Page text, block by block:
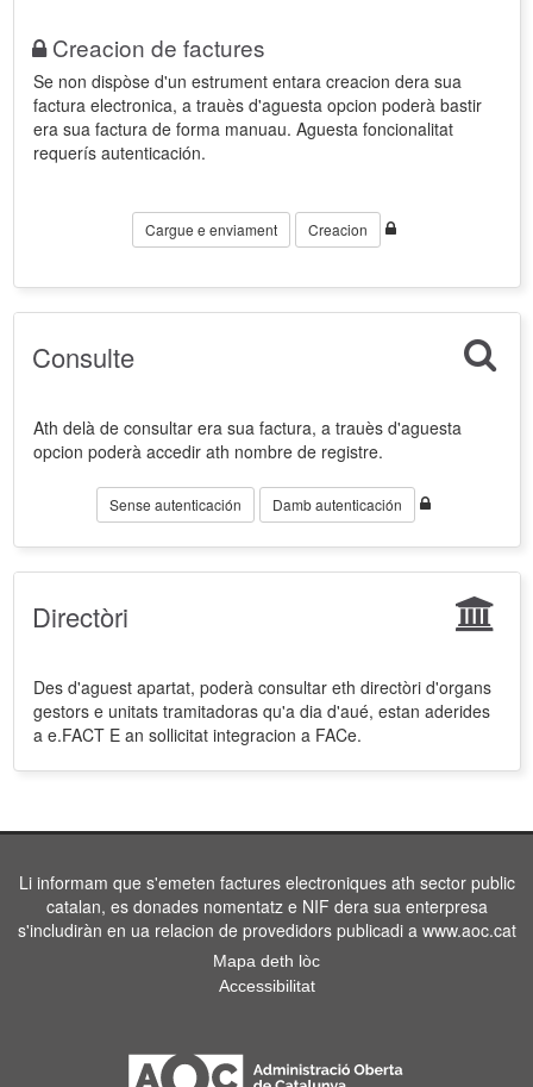
Creacion de factures
Se non dispòse d'un estrument entara creacion dera sua
factura electronica, a trauès d'aguesta opcion poderà bastir
era sua factura de forma manuau. Aguesta foncionalitat
requerís autenticación.
Cargue e enviament Creacion
Consulte
Ath delà de consultar era sua factura, a trauès d'aguesta
opcion poderà accedir ath nombre de registre.
Sense autenticación Damb autenticación
Directòri
Des d'aguest apartat, poderà consultar eth directòri d'organs
gestors e unitats tramitadoras qu'a dia d'aué, estan aderides
a e.FACT E an sollicitat integracion a FACe.
Li informam que s'emeten factures electroniques ath sector public
catalan, es donades nomentatz e NIF dera sua enterpresa
s'includiràn en ua relacion de provedidors publicadi a www.aoc.cat
Mapa deth lòc
Accessibilitat